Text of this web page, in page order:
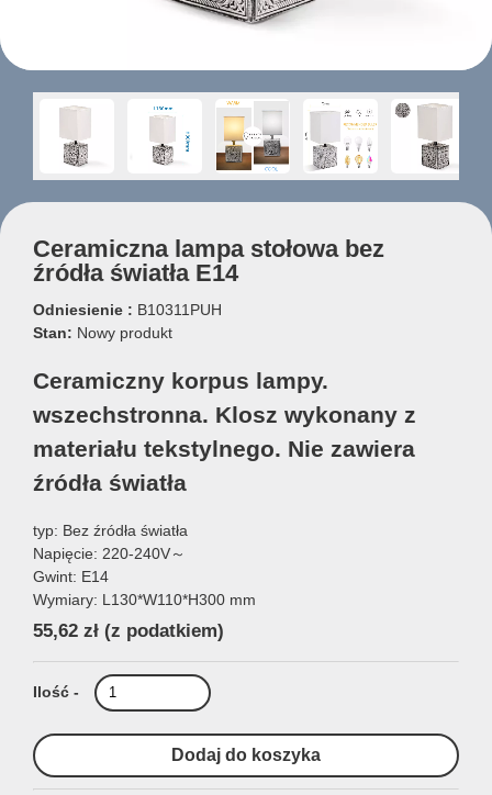
Ceramiczna lampa stołowa bez
źródła światła E14
Odniesienie : B10311PUH
Stan: Nowy produkt
Ceramiczny korpus lampy.
wszechstronna. Klosz wykonany z
materiału tekstylnego. Nie zawiera
źródła światła
typ: Bez źródła światła
Napięcie: 220-240V～
Gwint: E14
Wymiary: L130*W110*H300 mm
55,62 zł (z podatkiem)
Ilość -